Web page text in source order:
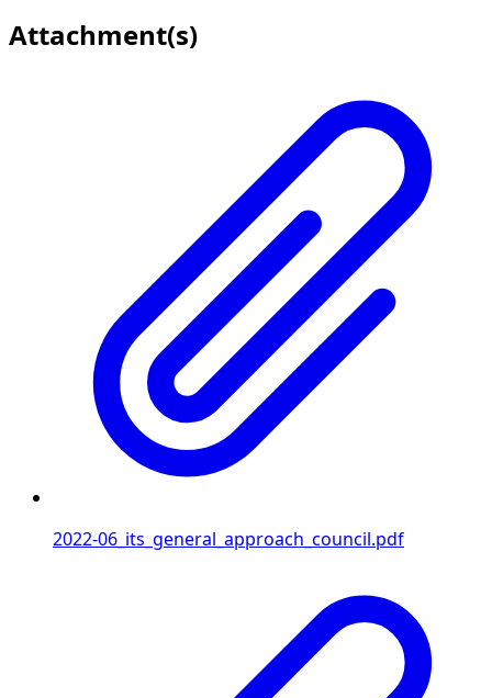
Attachment(s)
2022-06_its_general_approach_council.pdf